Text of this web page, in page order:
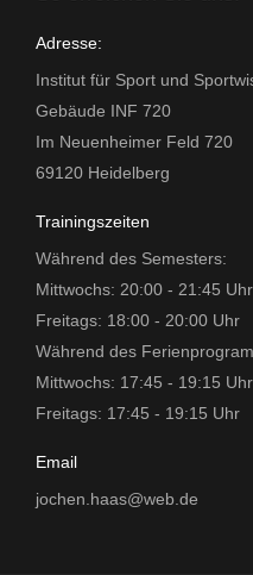
Adresse:
Institut für Sport und
Gebäude INF 720
Im Neuenheimer Feld 720
69120 Heidelberg
Trainingszeiten
Während des Semesters:
Mittwochs: 20:00 - 21:45 Uhr
Freitags: 18:00 - 20:00 Uhr
Während des
Mittwochs: 17:45 - 19:15 Uhr
Freitags: 17:45 - 19:15 Uhr
Email
jochen.haas@web.de